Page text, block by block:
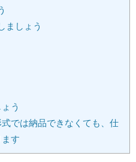
ましょう
う
では納品できなくても、仕
す